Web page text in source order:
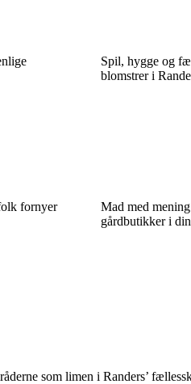
Spil, hygge og
blomstrer i
fornyer
Mad med
gårdbutikker i
som limen i Randers’